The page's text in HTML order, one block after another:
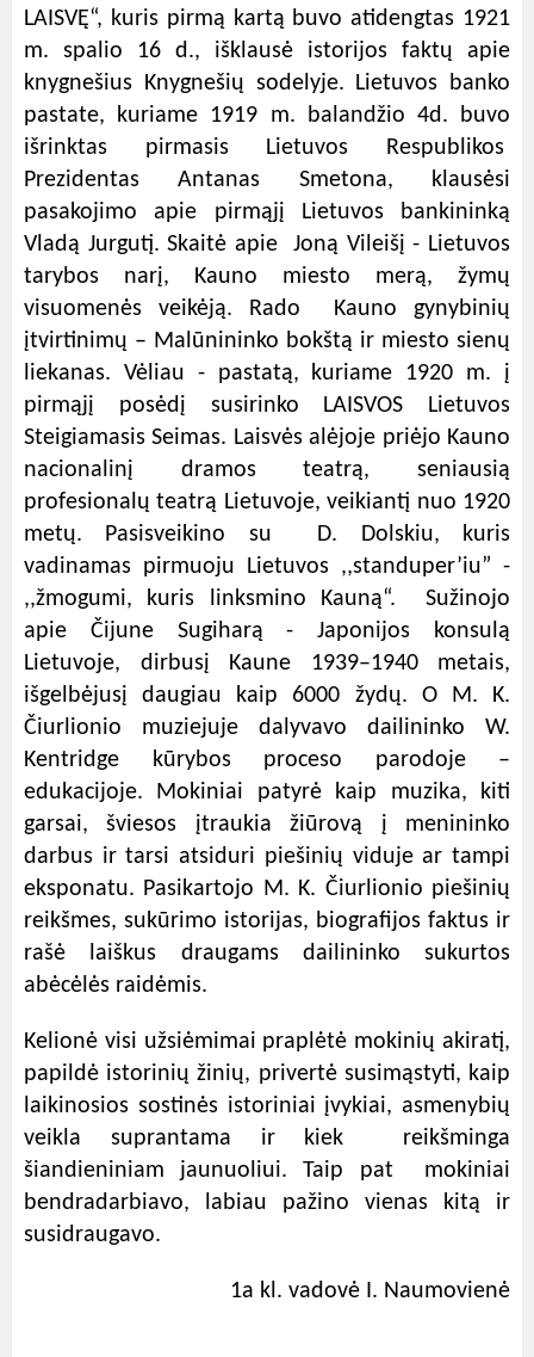
LAISVĘ“, kuris pirmą kartą buvo atidengtas 1921
m. spalio 16 d., išklausė istorijos faktų apie
knygnešius Knygnešių sodelyje. Lietuvos banko
pastate, kuriame 1919 m. balandžio 4d. buvo
išrinktas pirmasis Lietuvos Respublikos
Prezidentas Antanas Smetona, klausėsi
pasakojimo apie pirmąjį Lietuvos bankininką
Vladą Jurgutį. Skaitė apie Joną Vileišį - Lietuvos
tarybos narį, Kauno miesto merą, žymų
visuomenės veikėją. Rado
Kauno gynybinių
įtvirtinimų – Malūnininko bokštą ir miesto sienų
liekanas. Vėliau - pastatą, kuriame 1920 m. į
pirmąjį posėdį susirinko LAISVOS Lietuvos
Steigiamasis Seimas. Laisvės alėjoje priėjo Kauno
nacionalinį dramos teatrą, seniausią
profesionalų teatrą Lietuvoje, veikiantį nuo 1920
metų. Pasisveikino su D. Dolskiu, kuris
vadinamas pirmuoju Lietuvos ,,standuper’iu” -
,,žmogumi, kuris linksmino Kauną“. Sužinojo
apie Čijune Sugiharą - Japonijos konsulą
Lietuvoje, dirbusį Kaune 1939–1940 metais,
išgelbėjusį daugiau kaip 6000 žydų. O M. K.
Čiurlionio muziejuje dalyvavo dailininko W.
Kentridge kūrybos proceso parodoje –
edukacijoje. Mokiniai patyrė kaip muzika, kiti
garsai, šviesos įtraukia žiūrovą į menininko
darbus ir tarsi atsiduri piešinių viduje ar tampi
eksponatu. Pasikartojo M. K. Čiurlionio piešinių
reikšmes, sukūrimo istorijas, biografijos faktus ir
rašė laiškus draugams dailininko sukurtos
abėcėlės raidėmis.
Kelionė visi užsiėmimai praplėtė mokinių akiratį,
papildė istorinių žinių, privertė susimąstyti, kaip
laikinosios sostinės istoriniai įvykiai, asmenybių
veikla suprantama ir kiek reikšminga
šiandieniniam jaunuoliui. Taip pat mokiniai
bendradarbiavo, labiau pažino vienas kitą ir
susidraugavo.
1a kl. vadovė I. Naumovienė